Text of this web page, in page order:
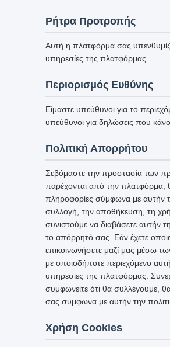
Ρήτρα Προτροπής
Αυτή η πλατφόρμα σας
υπηρεσίες της πλατφόρμας.
Περιορισμός Ευθύνης
Είμαστε υπεύθυνοι για το
υπεύθυνοι για δηλώσεις που
Πολιτική Απορρήτου
Σεβόμαστε την προστασία των
παρέχονται από την πλατφόρμα,
πληροφορίες σύμφωνα με αυτήν
συλλογή, την αποθήκευση, τη
συνιστούμε να διαβάσετε αυτήν
το απόρρητό σας. Εάν έχετε
επικοινωνήσετε μαζί μας μέσω
με οποιοδήποτε περιεχόμενο
υπηρεσίες της πλατφόρμας.
συμφωνείτε ότι θα συλλέγουμε,
σας σύμφωνα με αυτήν την
Χρήση Cookies